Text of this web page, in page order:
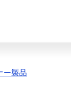
ー製品